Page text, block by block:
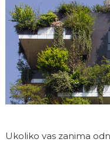
Ukoliko vas zanima